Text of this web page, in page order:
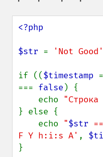
<?php
$str = 'Not Good'
if (($timestamp =
=== false ) {
    echo
"Строка
} else {
    echo
"$str
F Y h:i:s A' ,
}